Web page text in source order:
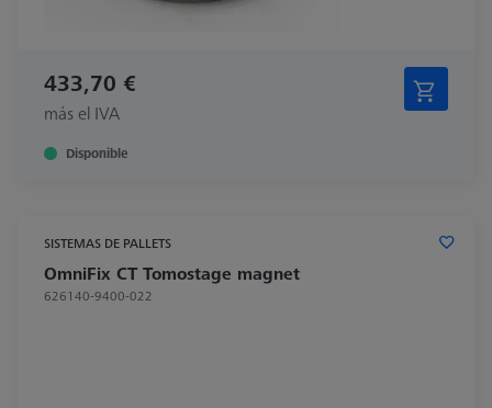
433,70 €
más el IVA
Disponible
SISTEMAS DE PALLETS
OmniFix CT Tomostage magnet
626140-9400-022